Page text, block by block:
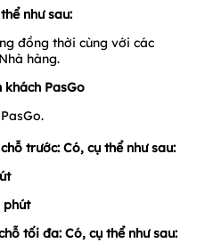
như sau:
đồng thời cùng với các
hàng.
khách PasGo
trước: Có, cụ thể như sau:
phút
tối đa: Có, cụ thể như sau: